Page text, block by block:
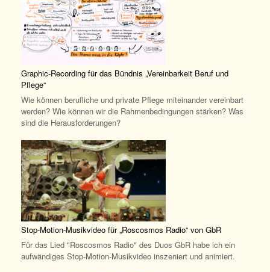
Graphic-Recording für das Bündnis „Vereinbarkeit Beruf und
Pflege“
Wie können berufliche und private Pflege miteinander vereinbart
werden? Wie können wir die Rahmenbedingungen stärken? Was
sind die Herausforderungen?
Stop-Motion-Musikvideo für „Roscosmos Radio“ von GbR
Für das Lied "Roscosmos Radio" des Duos GbR habe ich ein
aufwändiges Stop-Motion-Musikvideo inszeniert und animiert.